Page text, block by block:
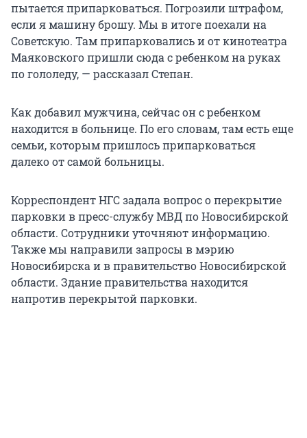
пытается припарковаться. Погрозили штрафом,
если я машину брошу. Мы в итоге поехали на
Советскую. Там припарковались и от кинотеатра
Маяковского пришли сюда с ребенком на руках
по гололеду, — рассказал Степан.
Как добавил мужчина, сейчас он с ребенком
находится в больнице. По его словам, там есть еще
семьи, которым пришлось припарковаться
далеко от самой больницы.
Корреспондент НГС задала вопрос о перекрытие
парковки в пресс-службу МВД по Новосибирской
области. Сотрудники уточняют информацию.
Также мы направили запросы в мэрию
Новосибирска и в правительство Новосибирской
области. Здание правительства находится
напротив перекрытой парковки.